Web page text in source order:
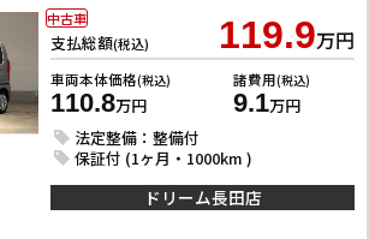
支払総額(税込) 119.9万円
車両本体価格(税込)
110.8万円
諸費用(税込)
9.1万円
法定整備：整備付
保証付 (1ヶ月・1000km )
中古車
ドリーム長田店